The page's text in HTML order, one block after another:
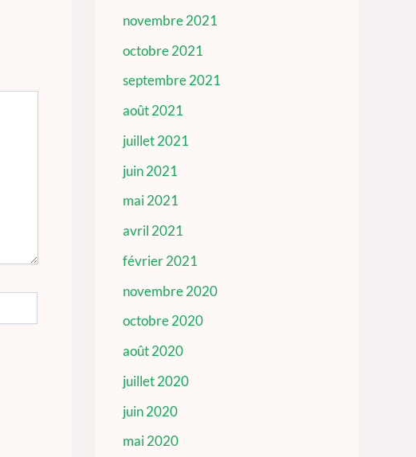
novembre 2021
octobre 2021
septembre 2021
août 2021
juillet 2021
juin 2021
mai 2021
avril 2021
février 2021
novembre 2020
octobre 2020
août 2020
juillet 2020
juin 2020
mai 2020